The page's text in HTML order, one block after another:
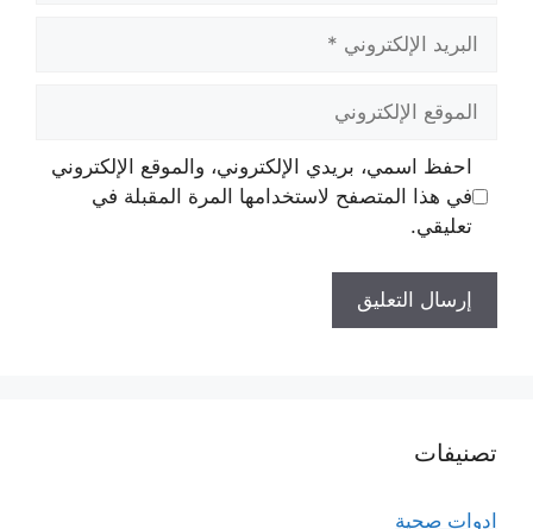
البريد
الإلكتروني
الموقع
الإلكتروني
احفظ اسمي، بريدي الإلكتروني، والموقع الإلكتروني
في هذا المتصفح لاستخدامها المرة المقبلة في
تعليقي.
تصنيفات
ادوات صحية